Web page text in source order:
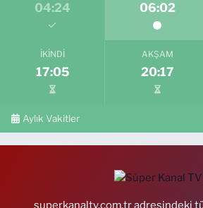
04:24 06:02
İKINDI
17:05
AKŞAM
20:17
Aylık Vakitler
superkanaltv.com.tr adresindeki